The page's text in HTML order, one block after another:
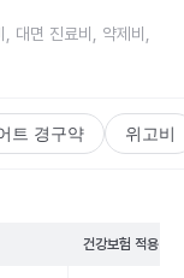
대면 진료비, 약제비,
트 경구약 위고비
건강보험 적용